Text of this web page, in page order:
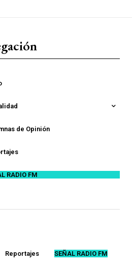
de Opinión
RADIO FM
Reportajes SEÑAL RADIO FM